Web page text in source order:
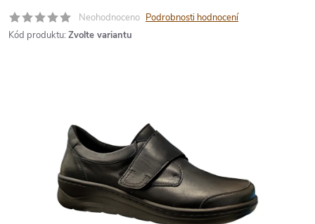
Neohodnoceno Podrobnosti hodnocení
Kód produktu: Zvolte variantu